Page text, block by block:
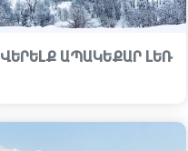
ՎԵՐԵԼՔ ԱՊԱԿԵՔԱՐ ԼԵՌ